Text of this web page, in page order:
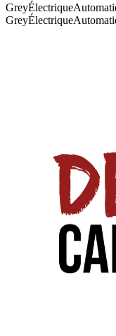
GreyÉlectrique
GreyÉlectrique